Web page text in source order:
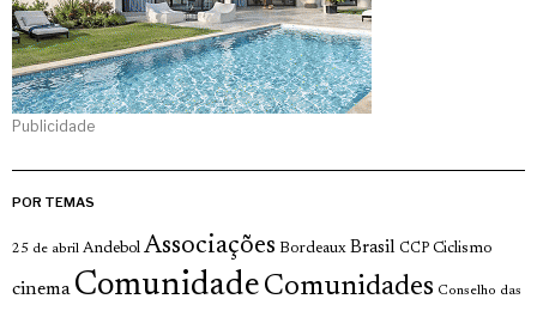
Publicidade
POR TEMAS
25 de abril Andebol Associações Bordeaux Brasil CCP Ciclismo
cinema Comunidade Comunidades Conselho das